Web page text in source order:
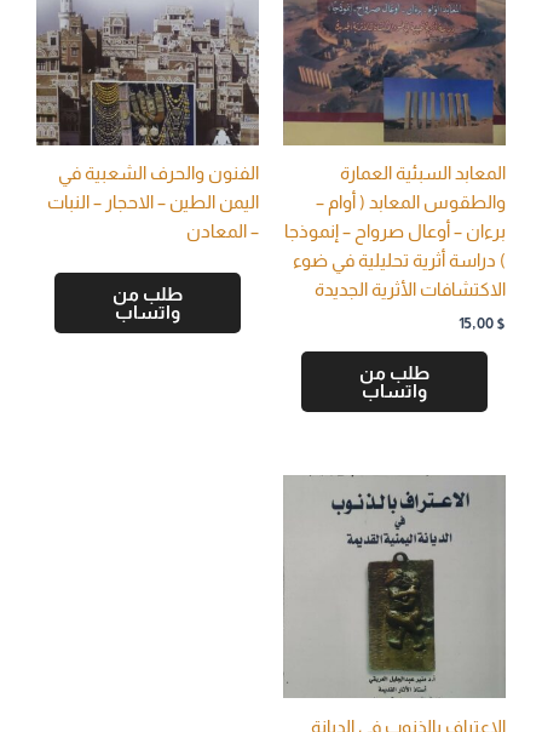
المعابد السبئية العمارة
والطقوس المعابد ( أوام –
برءان – أوعال صرواح – إنموذجا
) دراسة أثرية تحليلية في ضوء
الاكتشافات الأثرية الجديدة
15,00 $
طلب من
واتساب
الفنون والحرف الشعبية في
اليمن الطين – الاحجار – النبات
– المعادن
طلب من
واتساب
الاعتراف بالذنوب في الديانة